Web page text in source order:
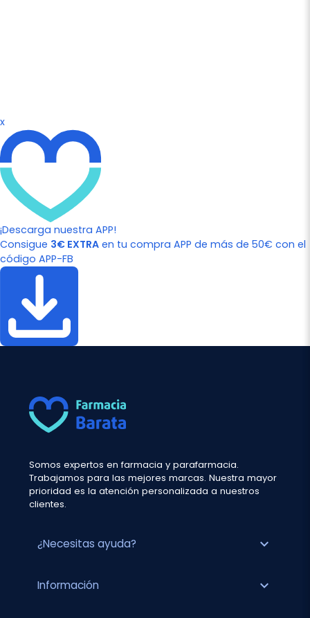
x
¡Descarga nuestra APP!
Consigue 3€ EXTRA en tu compra APP de más de 50€ con el
código APP-FB
Somos expertos en farmacia y parafarmacia.
Trabajamos para las mejores marcas. Nuestra mayor
prioridad es la atención personalizada a nuestros
clientes.
¿Necesitas ayuda? expand_more
Información expand_more